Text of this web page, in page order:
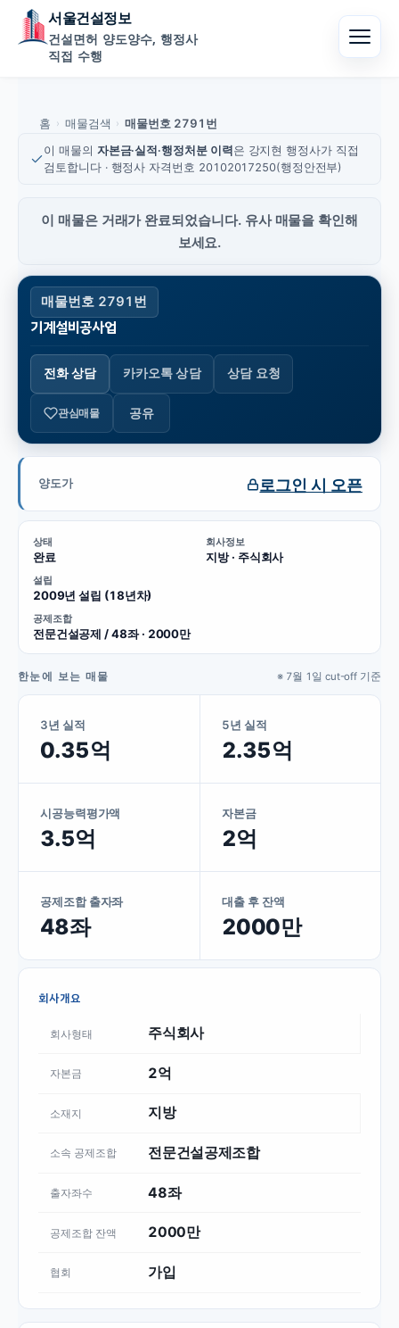
서울건설정보
건설면허 양도양수, 행정사
직접 수행
홈 › 매물검색 › 매물번호 2791번
이 매물의 자본금·실적·행정처분 이력 은 강지현 행정사가 직접
검토합니다 · 행정사 자격번호 20102017250(행정안전부)
이 매물은 거래가 완료되었습니다. 유사 매물을 확인해
보세요.
매물번호 2791번
기계설비공사업
전화 상담 카카오톡 상담 상담 요청
관심매물 공유
양도가 로그인 시 오픈
상태
완료
회사정보
지방 · 주식회사
설립
2009년 설립 (18년차)
공제조합
전문건설공제 / 48좌 · 2000만
한눈에 보는 매물 ※ 7월 1일 cut-off 기준
3년 실적
0.35억
5년 실적
2.35억
시공능력평가액
3.5억
자본금
2억
공제조합 출자좌
48좌
대출 후 잔액
2000만
회사개요
회사형태 주식회사
자본금 2억
소재지 지방
소속 공제조합 전문건설공제조합
출자좌수 48좌
공제조합 잔액 2000만
협회 가입